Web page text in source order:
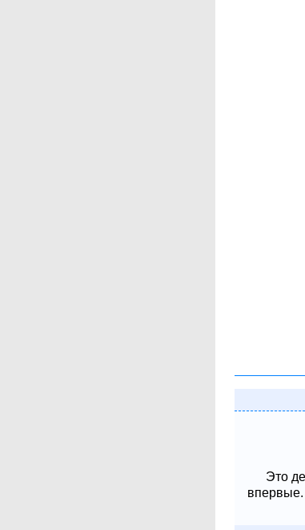
Это
впервые.